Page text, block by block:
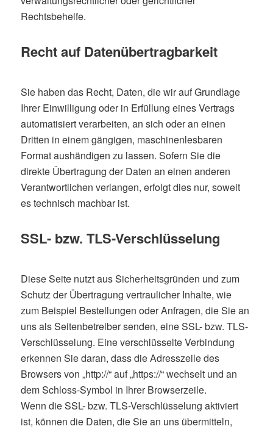
Rechtsbehelfe.
Recht auf Datenübertragbarkeit
Sie haben das Recht, Daten, die wir auf Grundlage
Ihrer Einwilligung oder in Erfüllung eines Vertrags
automatisiert verarbeiten, an sich oder an einen
Dritten in einem gängigen, maschinenlesbaren
Format aushändigen zu lassen. Sofern Sie die
direkte Übertragung der Daten an einen anderen
Verantwortlichen verlangen, erfolgt dies nur, soweit
es technisch machbar ist.
SSL- bzw. TLS-Verschlüsselung
Diese Seite nutzt aus Sicherheitsgründen und zum
Schutz der Übertragung vertraulicher Inhalte, wie
zum Beispiel Bestellungen oder Anfragen, die Sie an
uns als Seitenbetreiber senden, eine SSL- bzw. TLS-
Verschlüsselung. Eine verschlüsselte Verbindung
erkennen Sie daran, dass die Adresszeile des
Browsers von „http://“ auf „https://“ wechselt und an
dem Schloss-Symbol in Ihrer Browserzeile.
Wenn die SSL- bzw. TLS-Verschlüsselung aktiviert
ist, können die Daten, die Sie an uns übermitteln,